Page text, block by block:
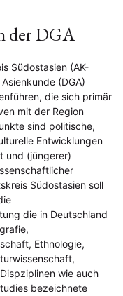
der DGA
Südostasien (AK-
(DGA)
die sich primär
mit der Region
sind politische,
Entwicklungen
und (jüngerer)
Südostasien soll
die in Deutschland
Ethnologie,
wie auch
bezeichnete